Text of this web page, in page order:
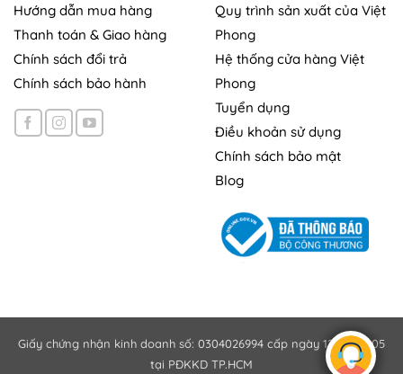
Hướng dẫn mua hàng
Thanh toán & Giao hàng
Chính sách đổi trả
Chính sách bảo hành
Quy trình sản xuất của Việt
Phong
Hệ thống cửa hàng Việt
Phong
Tuyển dụng
Điều khoản sử dụng
Chính sách bảo mật
Blog
Giấy chứng nhận kinh doanh số: 0304026994 cấp ngày 12/10/2005
tại PĐKKD TP.HCM